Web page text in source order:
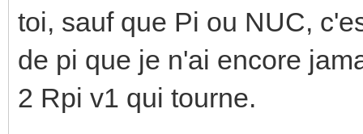
toi, sauf que Pi ou NUC,
de pi que je n'ai encore
2 Rpi v1 qui tourne.